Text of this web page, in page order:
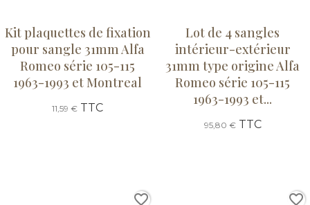
Kit plaquettes de fixation
pour sangle 31mm Alfa
Romeo série 105-115
1963-1993 et Montreal
11,59 € TTC
Lot de 4 sangles
intérieur-extérieur
31mm type origine Alfa
Romeo série 105-115
1963-1993 et...
95,80 €TTC
favorite_border favorite_border